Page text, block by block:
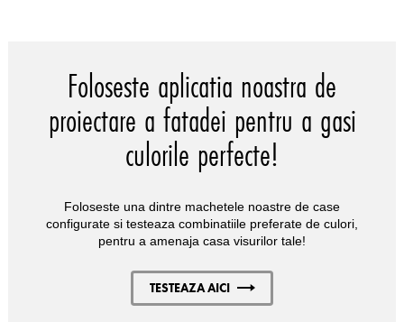
Foloseste aplicatia noastra de
proiectare a fatadei pentru a gasi
culorile perfecte!
Foloseste una dintre machetele noastre de case
configurate si testeaza combinatiile preferate de culori,
pentru a amenaja casa visurilor tale!
TESTEAZA AICI